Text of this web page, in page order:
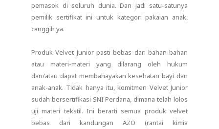
pemasok di seluruh dunia. Dan jadi satu-satunya
pemilik sertifikat ini untuk kategori pakaian anak,
canggih ya.
Produk Velvet Junior pasti bebas dari bahan-bahan
atau materi-materi yang dilarang oleh hukum
dan/atau dapat membahayakan kesehatan bayi dan
anak-anak. Tidak hanya itu, komitmen Velvet Junior
sudah bersertifikasi SNI Perdana, dimana telah lolos
uji materi tekstil. Ini berarti semua produk velvet
bebas dari kandungan AZO (rantai kimia